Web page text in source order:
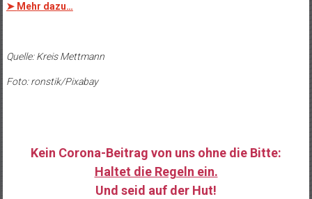
➤ Mehr dazu…
Quelle: Kreis Mettmann
Foto: ronstik/Pixabay
Kein Corona-Beitrag von uns ohne die Bitte:
Haltet die Regeln ein.
Und seid auf der Hut!